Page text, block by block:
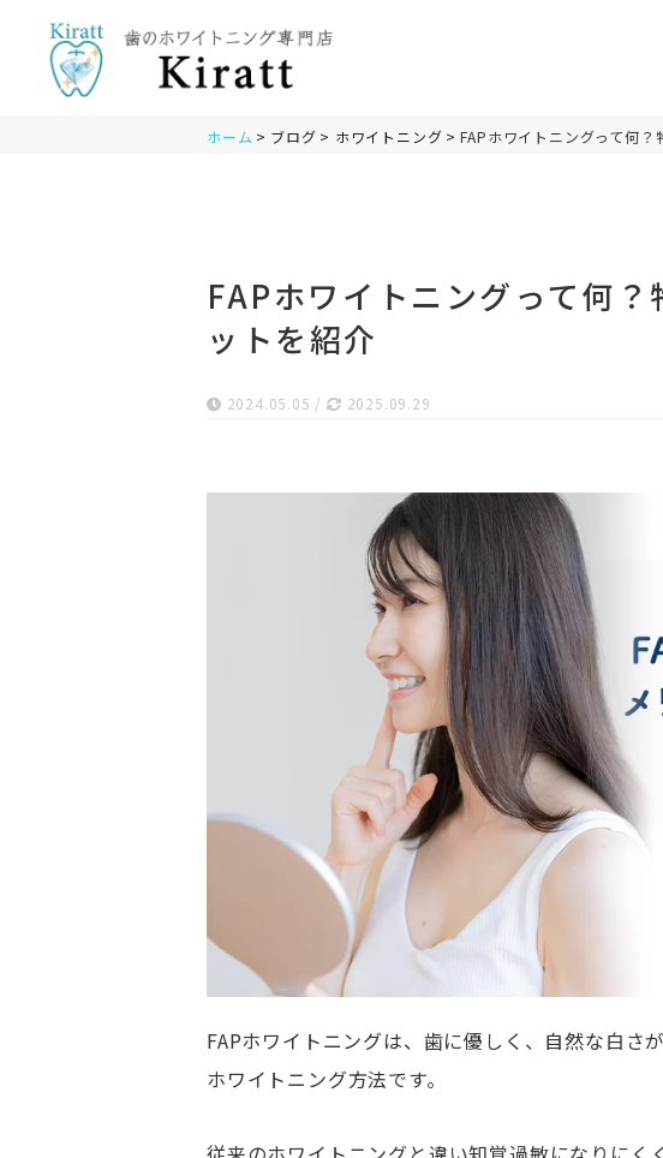
ホーム ブログ ホワイトニング FAPホワイトニングって何
FAPホワイトニングって何
ットを紹介
2024.05.05 / 2025.09.29
FAPホワイトニングは、歯に優しく、自然な白さ
ホワイトニング方法です。